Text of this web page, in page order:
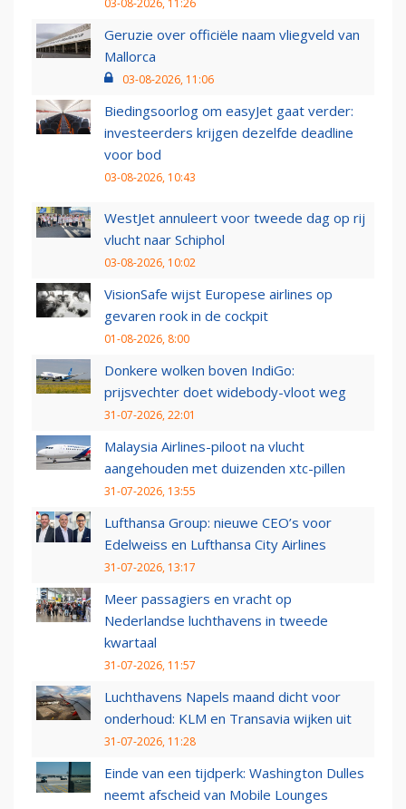
03-08-2026, 11:26
Geruzie over officiële naam vliegveld van
Mallorca
03-08-2026, 11:06
Biedingsoorlog om easyJet gaat verder:
investeerders krijgen dezelfde deadline
voor bod
03-08-2026, 10:43
WestJet annuleert voor tweede dag op rij
vlucht naar Schiphol
03-08-2026, 10:02
VisionSafe wijst Europese airlines op
gevaren rook in de cockpit
01-08-2026, 8:00
Donkere wolken boven IndiGo:
prijsvechter doet widebody-vloot weg
31-07-2026, 22:01
Malaysia Airlines-piloot na vlucht
aangehouden met duizenden xtc-pillen
31-07-2026, 13:55
Lufthansa Group: nieuwe CEO’s voor
Edelweiss en Lufthansa City Airlines
31-07-2026, 13:17
Meer passagiers en vracht op
Nederlandse luchthavens in tweede
kwartaal
31-07-2026, 11:57
Luchthavens Napels maand dicht voor
onderhoud: KLM en Transavia wijken uit
31-07-2026, 11:28
Einde van een tijdperk: Washington Dulles
neemt afscheid van Mobile Lounges